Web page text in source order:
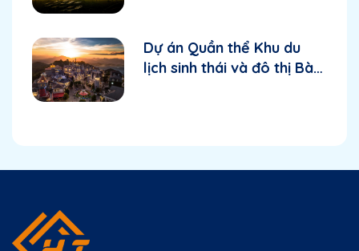
Dự án Quần thể Khu du
lịch sinh thái và đô thị Bà